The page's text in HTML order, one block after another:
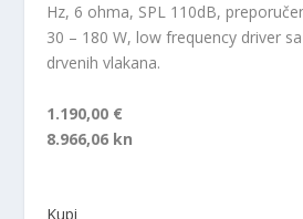
Hz, 6 ohma, SPL 110dB,
30 – 180 W, low frequency driver
drvenih vlakana.
1.190,00 €
8.966,06 kn
Kupi